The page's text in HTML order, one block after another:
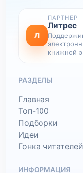
Л
ПАРТНЕР
Литрес
книжной
РАЗДЕЛЫ
Главная
Топ-100
Подборки
Идеи
Гонка читателей
ИНФОРМАЦИЯ